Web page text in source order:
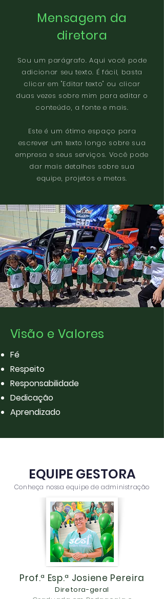
Mensagem da
diretora
Sou um parágrafo. Aqui você pode
adicionar seu texto. É fácil, basta
clicar em "Editar texto" ou clicar
duas vezes sobre mim para editar o
conteúdo, a fonte e mais.
Este é um ótimo espaço para
escrever um texto longo sobre sua
empresa e seus serviços. Você pode
dar mais detalhes sobre sua
equipe, projetos e metas.
Visão e Valores
Fé
Respeito
Responsabilidade
Dedicação
Aprendizado
EQUIPE GESTORA
Conheça nossa equipe de administração
Prof.ª Esp.ª Josiene Pereira
Diretora-geral